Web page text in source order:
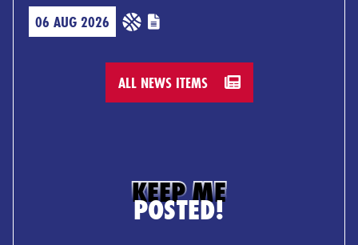
06 AUG 2026
ALL NEWS ITEMS
KEEP ME
POSTED!